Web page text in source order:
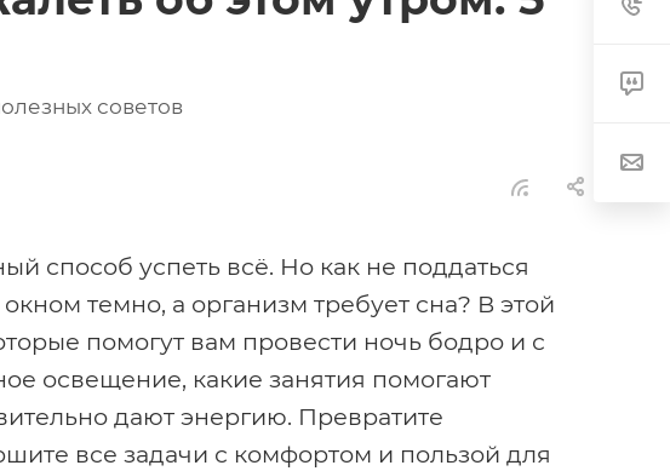
советов
способ успеть всё. Но как не поддаться
темно, а организм требует сна? В этой
помогут вам провести ночь бодро и с
освещение, какие занятия помогают
дают энергию. Превратите
все задачи с комфортом и пользой для